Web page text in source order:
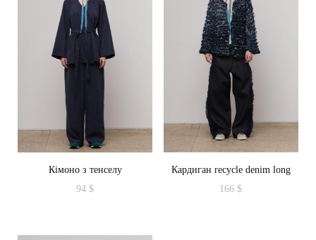
Кімоно з тенселу
94$
Кардиган recycle denim long
166$